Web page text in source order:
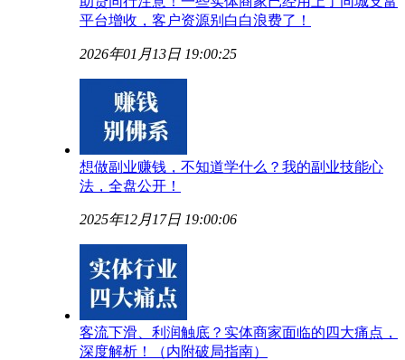
平台增收，客户资源别白白浪费了！
2026年01月13日 19:00:25
想做副业赚钱，不知道学什么？我的副业技能心
法，全盘公开！
2025年12月17日 19:00:06
客流下滑、利润触底？实体商家面临的四大痛点，
深度解析！（内附破局指南）